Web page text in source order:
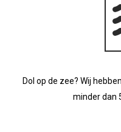
Dol op de zee? Wij
minder dan